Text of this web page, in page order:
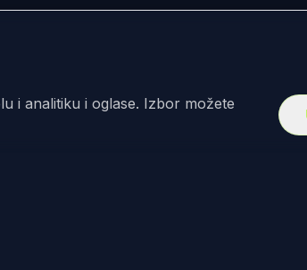
i analitiku i oglase. Izbor možete